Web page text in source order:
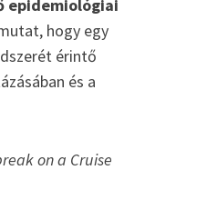
epidemiológiai
hogy egy
érintő
és a
on a Cruise